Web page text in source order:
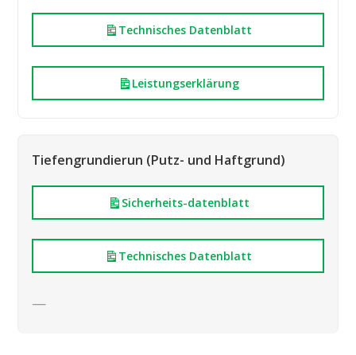
Technisches Datenblatt
Leistungserklärung
Tiefengrundierun (Putz- und Haftgrund)
Sicherheits-datenblatt
Technisches Datenblatt
—